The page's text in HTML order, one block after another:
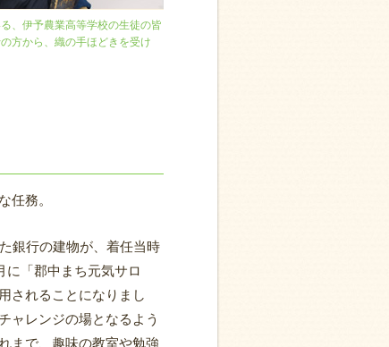
、伊予農業高等学校の生徒の皆
方から、織の手ほどきを受け
任務。
銀行の建物が、着任当時
に「郡中まち元気サロ
されることになりまし
ャレンジの場となるよう
まで、趣味の教室や勉強